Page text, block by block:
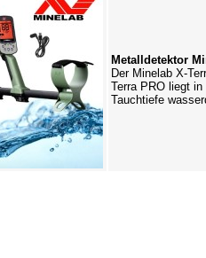
Metalldetektor
Der Minelab X-
Terra PRO liegt
Tauchtiefe